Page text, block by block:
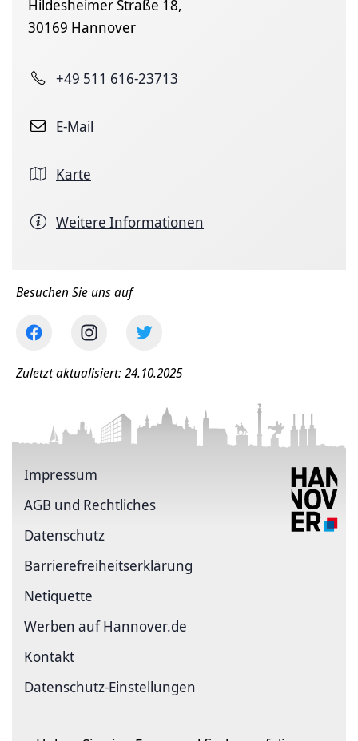
Hildesheimer Straße 18,
30169 Hannover
+49 511 616-23713
E-Mail
Karte
Weitere Informationen
Besuchen Sie uns auf
Zuletzt aktualisiert: 24.10.2025
Impressum
AGB und Rechtliches
Datenschutz
Barriere­freiheits­erklärung
Netiquette
Werben auf Hannover.de
Kontakt
Datenschutz-Einstellungen